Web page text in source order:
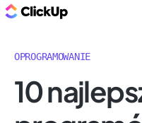
OPROGRAMOWANIE
10